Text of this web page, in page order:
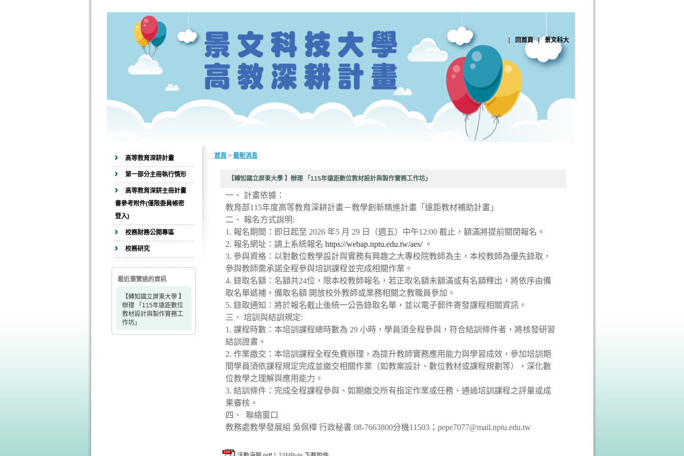
回首頁 景文科大
高等教育深耕計畫
第一部分主冊執行情形
高等教育深耕主冊計畫
書參考附件(僅限委員帳密
登入)
校務財務公開專區
校務研究
最近瀏覽過的資訊
【轉知國立屏東大學 】
辦理 「115年遠距數位
教材設計與製作實務工
作坊」
首頁 > 最新消息
【轉知國立屏東大學 】辦理 「115年遠距數位教材設計與製作實務工作坊」
一、 計畫依據：
教育部115年度⾼等教育深耕計畫－教學創新精進計畫「遠距教材補助計畫」
二、 報名方式說明:
1. 報名期間：即日起至 2026 年5 月 29 日（週五）中午12:00 截止，額滿將提前關閉報名。
2. 報名網址：請上系統報名 https://webap.nptu.edu.tw/aes/。
3. 參與資格：以對數位教學設計與實務有興趣之大專校院教師為主，本校教師為優先錄取，
參與教師需承諾全程參與培訓課程並完成相關作業。
4. 錄取名額：名額共24位，限本校教師報名，若正取名額未額滿或有名額釋出，將依序由備
取名單遞補，備取名額 開放校外教師或業務相關之教職員參加。
5. 錄取通知：將於報名截止後統一公告錄取名單，並以電子郵件寄發課程相關資訊。
三、 培訓與結訓規定:
1. 課程時數：本培訓課程總時數為 29 小時，學員須全程參與，符合結訓條件者，將核發研習
結訓證書。
2. 作業繳交：本培訓課程全程免費辦理，為提升教師實務應用能力與學習成效，參加培訓期
間學員須依課程規定完成並繳交相關作業（如教案設計、數位教材或課程規劃等），深化數
位教學之理解與應用能力。
3. 結訓條件：完成全程課程參與、如期繳交所有指定作業或任務、通過培訓課程之評量或成
果審核。
四、 聯絡窗口
教務處教學發展組 吳佩樺 行政秘書 08-7663800分機11503；pepe7077@mail.nptu.edu.tw